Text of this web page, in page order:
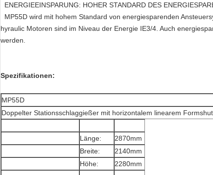
ENERGIEEINSPARUNG: HOHER STANDARD DES
MP55D wird mit hohem Standard von energiesparenden
hyraulic Motoren sind im Niveau der Energie IE3/4. Auch
werden.
Spezifikationen:
MP55D
Doppelter Stationsschlaggießer mit horizontalem linearem
Länge:
2870mm
Breite:
2140mm
Höhe:
2280mm